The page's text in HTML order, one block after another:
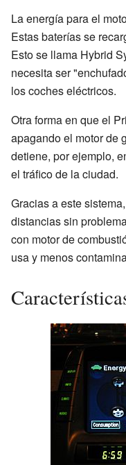
La energía para el
Estas baterías se
Esto se llama Hybrid
necesita ser
los coches eléctricos.
Otra forma en que el
apagando el motor de
detiene, por ejemplo,
el tráfico de la ciudad.
Gracias a este
distancias sin
con motor de
usa y menos